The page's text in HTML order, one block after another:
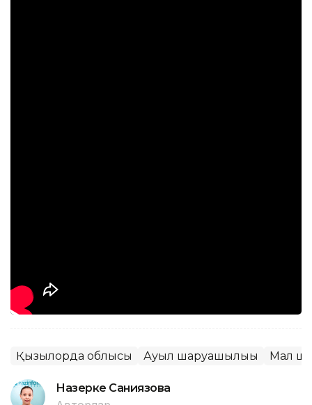
Қызылорда облысы Ауыл шаруашылығы Мал
Назерке Саниязова